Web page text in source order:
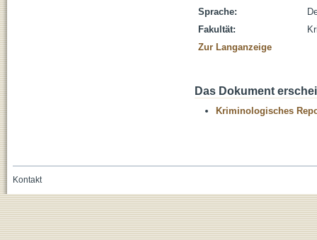
Sprache:
Fakultät:
Zur Langanzeige
Das Dokument
Kriminologisches
Kontakt